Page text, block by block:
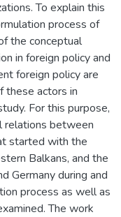
To explain this
process of
the conceptual
in foreign policy and
foreign policy are
these actors in
For this purpose,
relations between
started with the
Balkans, and the
Germany during and
process as well as
The work